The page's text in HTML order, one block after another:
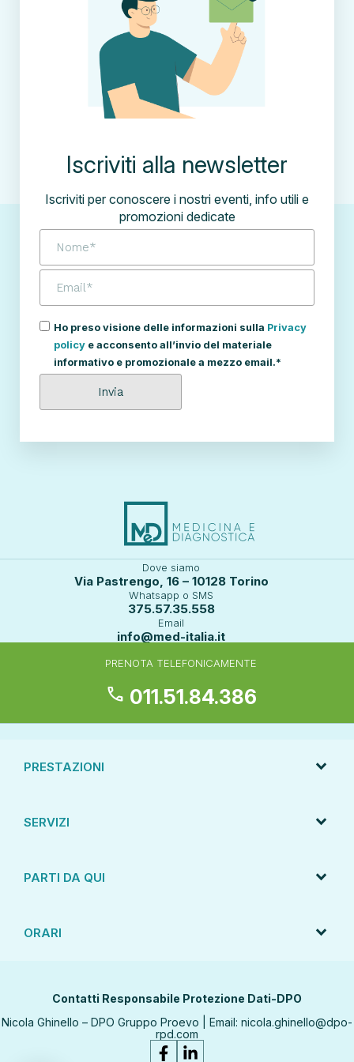
Iscriviti alla newsletter
Iscriviti per conoscere i nostri eventi, info utili e
promozioni dedicate
Ho preso visione delle informazioni sulla Privacy
policy e acconsento all’invio del materiale
informativo e promozionale a mezzo email.*
Dove siamo
Via Pastrengo, 16 – 10128 Torino
Whatsapp o SMS
375.57.35.558
Email
info@med-italia.it
PRENOTA TELEFONICAMENTE
call 011.51.84.386
PRESTAZIONI
SERVIZI
PARTI DA QUI
ORARI
Contatti Responsabile Protezione Dati-DPO
Nicola Ghinello – DPO Gruppo Proevo | Email: nicola.ghinello@dpo-
rpd.com